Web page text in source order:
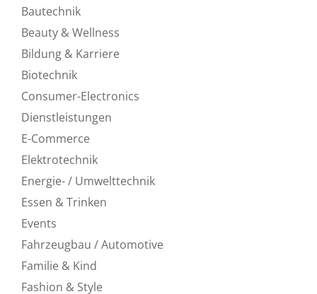
Bautechnik
Beauty & Wellness
Bildung & Karriere
Biotechnik
Consumer-Electronics
Dienstleistungen
E-Commerce
Elektrotechnik
Energie- / Umwelttechnik
Essen & Trinken
Events
Fahrzeugbau / Automotive
Familie & Kind
Fashion & Style